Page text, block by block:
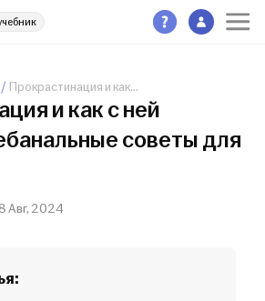
Прокрастинация и как...
и как с ней
советы для
Авг, 2024